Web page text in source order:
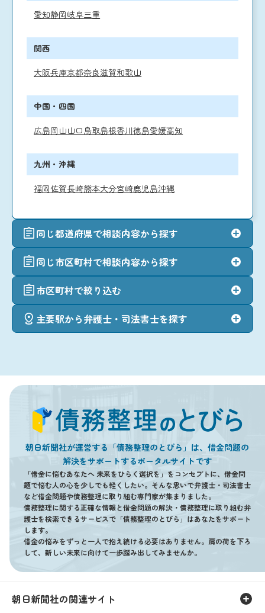
愛知静岡岐阜三重
関西
大阪兵庫京都奈良滋賀和歌山
中国・四国
広島岡山山口鳥取島根香川徳島愛媛高知
九州・沖縄
福岡佐賀長崎熊本大分宮崎鹿児島沖縄
同じ都道府県で相談内容から探す
同じ市区町村で相談内容から探す
市区町村で絞り込む
主要駅から弁護士・司法書士を探す
朝日新聞社が運営する「債務整理のとびら」は、借金問題の
解決をサポートするポータルサイトです
「借金に悩むあなたへ 未来をひらく選択を」をコンセプトに、借金問
題で悩む人の心を少しでも軽くしたい。そんな思いで弁護士・司法書士
など借金問題や債務整理に取り組む専門家が集まりました。
債務整理に関する正確な情報と借金問題の解決・債務整理に取り組む弁
護士を検索できるサービスで「債務整理のとびら」はあなたをサポート
します。
借金の悩みをずっと一人で抱え続ける必要はありません。肩の荷を下ろ
して、新しい未来に向けて一歩踏み出してみませんか。
朝日新聞社の関連サイト